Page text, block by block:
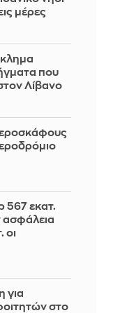
μέρες
που
Λίβανο
567 εκατ.
ασφάλεια
οι
για
στο